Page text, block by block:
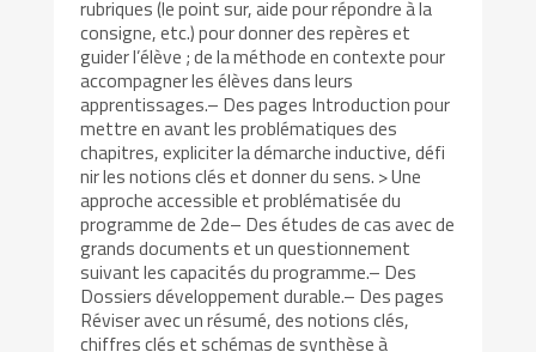
rubriques (le point sur, aide pour répondre à la
consigne, etc.) pour donner des repères et
guider l’élève ; de la méthode en contexte pour
accompagner les élèves dans leurs
apprentissages.– Des pages Introduction pour
mettre en avant les problématiques des
chapitres, expliciter la démarche inductive, défi
nir les notions clés et donner du sens. > Une
approche accessible et problématisée du
programme de 2de– Des études de cas avec de
grands documents et un questionnement
suivant les capacités du programme.– Des
Dossiers développement durable.– Des pages
Réviser avec un résumé, des notions clés,
chiffres clés et schémas de synthèse à